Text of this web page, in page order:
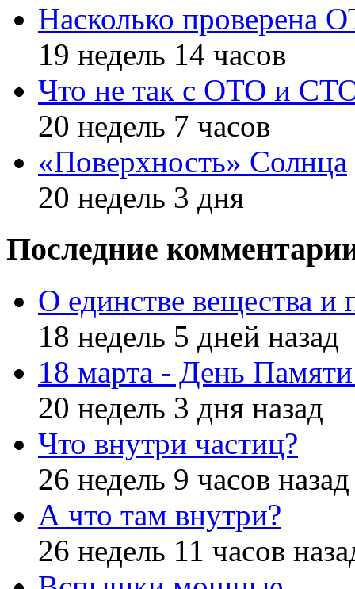
Насколько проверена
19 недель 14 часов
Что не так с ОТО и
20 недель 7 часов
«Поверхность» Солнца
20 недель 3 дня
Последние
О единстве вещества и
18 недель 5 дней назад
18 марта - День
20 недель 3 дня назад
Что внутри частиц?
26 недель 9 часов назад
А что там внутри?
26 недель 11 часов